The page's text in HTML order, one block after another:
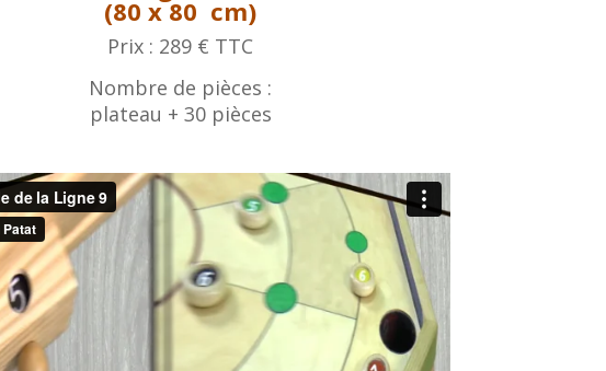
(80 x 80 cm)
Prix : 289 € TTC
Nombre de pièces :
plateau + 30 pièces
Règle du jeu